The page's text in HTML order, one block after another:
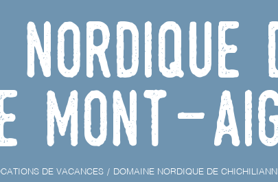
Nordique
Mont-
DE VACANCES DOMAINE NORDIQUE DE